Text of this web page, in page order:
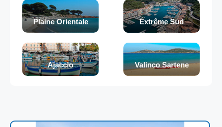
Plaine Orientale Extrême Sud
Ajaccio Valinco Sartene